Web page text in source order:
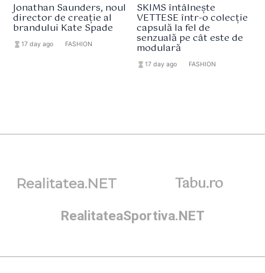
Jonathan Saunders, noul
director de creație al
brandului Kate Spade
hourglass_full17 day ago FASHION
SKIMS întâlnește
VETTESE într-o colecție
capsulă la fel de
senzuală pe cât este de
modulară
hourglass_full 17 day ago FASHION
Realitatea.NET Tabu.ro
RealitateaSportiva.NET